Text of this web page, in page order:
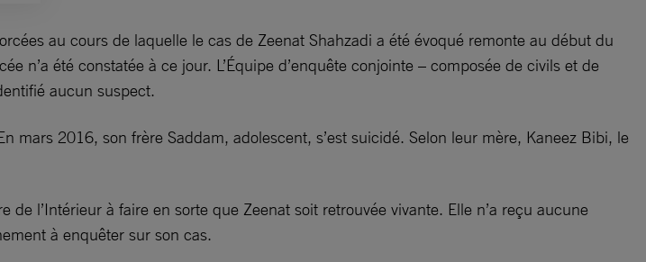
au cours de laquelle le cas de Zeenat Shahzadi a été évoqué remonte au début du
n’a été constatée à ce jour. L’Équipe d’enquête conjointe – composée de civils et de
aucun suspect.
mars 2016, son frère Saddam, adolescent, s’est suicidé. Selon leur mère, Kaneez Bibi, le
l’Intérieur à faire en sorte que Zeenat soit retrouvée vivante. Elle n’a reçu aucune
à enquêter sur son cas.